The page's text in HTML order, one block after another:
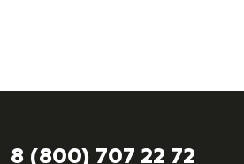
8 (800) 707 22 72